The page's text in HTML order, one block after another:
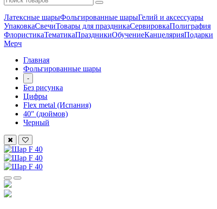
Латексные шарыФольгированные шарыГелий и аксессуары
УпаковкаСвечиТовары для праздникаСервировкаПолиграфия
ФлористикаТематикаПраздникиОбучениеКанцелярияПодарки
Мерч
Главная
Фольгированные шары
-
Без рисунка
Цифры
Flex metal (Испания)
40" (дюймов)
Черный